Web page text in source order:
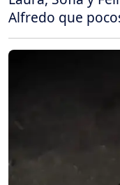
Alfredo que